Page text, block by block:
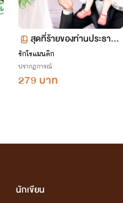
สุดที่ร้ายของท่านประธาน
(ซีรีส์ ท่านประธานในโอวาท
2)
รักโรแมนติก
ปรากฏการณ์
279 บาท
นักเขียน